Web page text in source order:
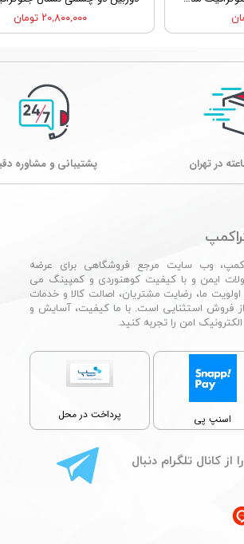
۲۰,۸۰۰,۰۰۰ تومان
اسنپ پی پرداخت در محل
کمپ، وب سایت مرجع فروشگاهی برای عرضه
ایمن و با کیفیت کوهنوردی و کمپینگ می
اولویت ما، رضایت مشتریان، اصالت کالا و خدمات
فروش استثنایی است. با ما کیفیت، آسایش و
امن را تجربه کنید.​​​​​​​
پشتیبانی و مشاوره
کانال تلگرام دنبال